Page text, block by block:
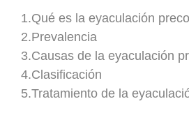
1.Qué es la eyaculación
2.Prevalencia
3.Causas de la eyaculación
4.Clasificación
5.Tratamiento de la